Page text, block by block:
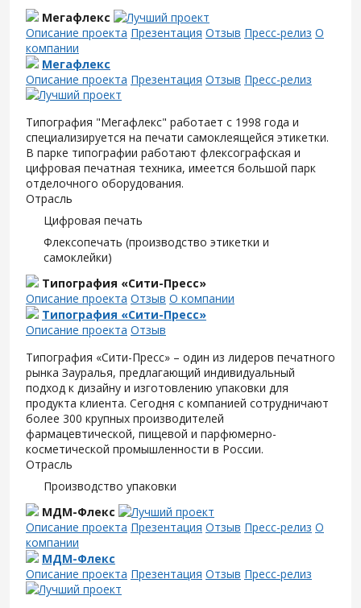
Мегафлекс
Описание проекта Презентация Отзыв Пресс-релиз О
компании
Мегафлекс
Описание проекта Презентация Отзыв Пресс-релиз
Типография "Мегафлекс" работает с 1998 года и
специализируется на печати самоклеящейся этикетки.
В парке типографии работают флексографская и
цифровая печатная техника, имеется большой парк
отделочного оборудования.
Отрасль
Цифровая печать
Флексопечать (производство этикетки и
самоклейки)
Типография «Сити-Пресс»
Описание проекта Отзыв О компании
Типография «Сити-Пресс»
Описание проекта Отзыв
Типография «Сити-Пресс» – один из лидеров печатного
рынка Зауралья, предлагающий индивидуальный
подход к дизайну и изготовлению упаковки для
продукта клиента. Сегодня с компанией сотрудничают
более 300 крупных производителей
фармацевтической, пищевой и парфюмерно-
косметической промышленности в России.
Отрасль
Производство упаковки
МДМ-Флекс
Описание проекта Презентация Отзыв Пресс-релиз О
компании
МДМ-Флекс
Описание проекта Презентация Отзыв Пресс-релиз